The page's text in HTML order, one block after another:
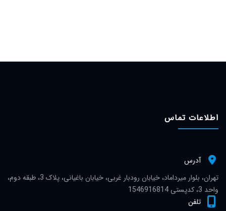
اطلاعات تماس
آدرس
تهران، بلوار میرداماد، خیابان رودبار غربی، خیابان باغیانی، پلاک 3، طبقه دوم،
واحد 3، کدپستی 1546916814
تلفن